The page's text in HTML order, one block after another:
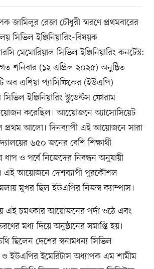
জামিলুর রেজা চৌধুরী স্মরণে প্রথমবারের
সিভিল ইঞ্জিনিয়ারিং-বিষয়ক
মেমোরিয়াল সিভিল ইঞ্জিনিয়ারিং কনটেস্ট:
শনিবার (১২ এপ্রিল ২০২৫) অনুষ্ঠিত
অব এশিয়া প্যাসিফিকের (ইউএপি)
ইঞ্জিনিয়ারিং স্টুডেন্টস ফোরাম
করেছিল। আয়েোজনে অ্যাসোসিয়েট
প্রথম আলো। দিনব্যাপী এই আয়োজনে সারা
৬৫০ জনের বেশি শিক্ষার্থী
ধাপ ও পর্বে নিজেদের নিবন্ধন অনুযায়ী
এই আয়োজনে দেশব্যাপী পুরকৌশল
মুখর ছিল ইউএপির নিজস্ব ক্যাম্পাস।
এই চমৎকার আয়োজনের পর্দা ওঠে এবং
মধ্য দিয়ে অনুষ্ঠানের সমাপ্তি হয়।
ছিলেন দেশের স্বনামধন্য সিভিল
ও ইউএপির ইমেরিটাস অধ্যাপক এম শামীম